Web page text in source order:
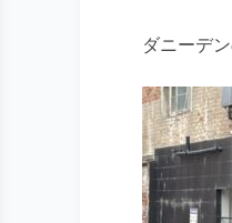
ダニーデ